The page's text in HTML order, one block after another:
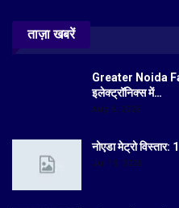
ताज़ा खबरें
Greater Noida
इलेक्ट्रॉनिक्स में…
Aug 6, 2026
नोएडा मेट्रो
Jul 19, 2026